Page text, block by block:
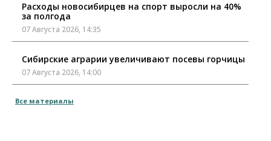
Расходы новосибирцев на спорт выросли на 40%
за полгода
07 Августа 2026, 14:35
Сибирские аграрии увеличивают посевы горчицы
07 Августа 2026, 14:00
В Новосибирске многодетным семьям вручили
Все материалы